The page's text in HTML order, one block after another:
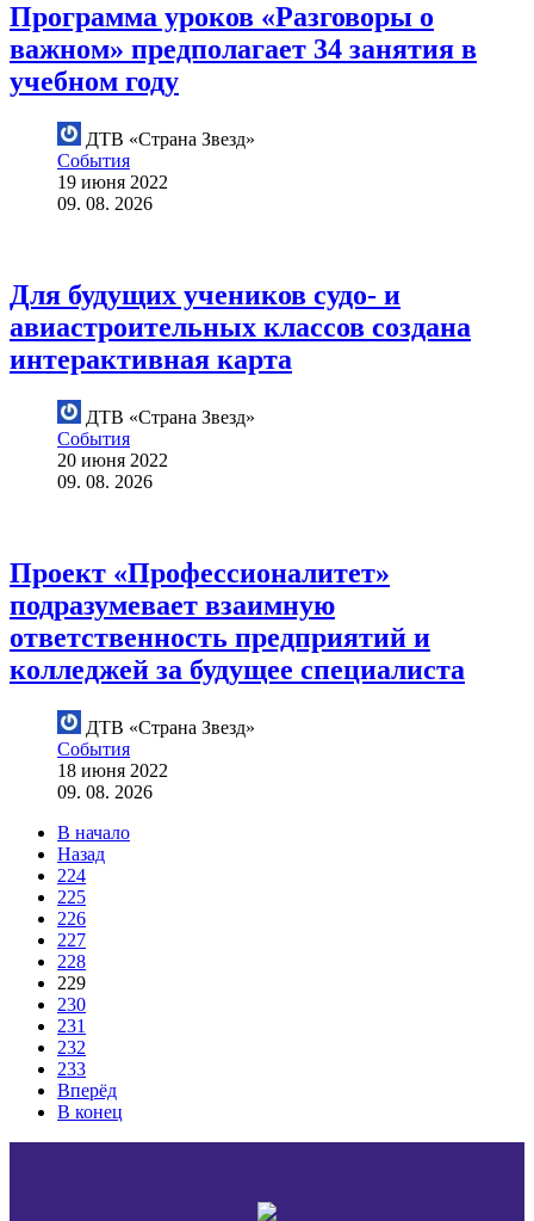
Программа уроков «Разговоры о
важном» предполагает 34 занятия в
учебном году
ДТВ «Страна Звезд»
События
19 июня 2022
09. 08. 2026
Для будущих учеников судо- и
авиастроительных классов создана
интерактивная карта
ДТВ «Страна Звезд»
События
20 июня 2022
09. 08. 2026
Проект «Профессионалитет»
подразумевает взаимную
ответственность предприятий и
колледжей за будущее специалиста
ДТВ «Страна Звезд»
События
18 июня 2022
09. 08. 2026
В начало
Назад
224
225
226
227
228
229
230
231
232
233
Вперёд
В конец